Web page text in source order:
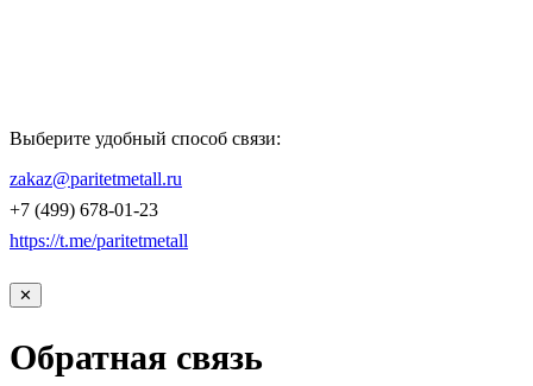
Выберите удобный способ связи:
zakaz@paritetmetall.ru
+7 (499) 678-01-23
https://t.me/paritetmetall
✕
Обратная связь